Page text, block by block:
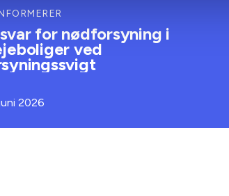
for nødforsyning i
ved
2026